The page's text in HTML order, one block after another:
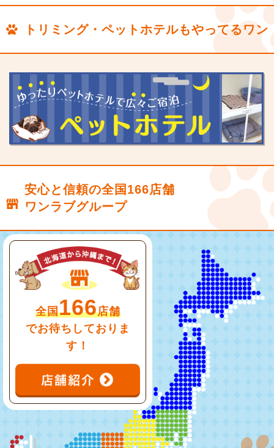
トリミング・ペットホテルもやってるワン
安心と信頼の全国166店舗
ワンラブグループ
全国166店舗
でお待ちしておりま
す！